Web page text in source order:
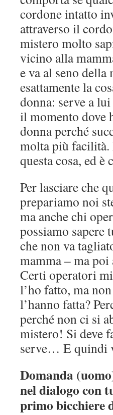
cordone intatto
attraverso il
mistero molto
vicino alla
e va al seno
esattamente la
donna: serve a
il momento dove
donna perché
molta più facilità.
questa cosa, ed è
Per lasciare che
prepariamo noi
ma anche chi
possiamo sapere
che non va
mamma – ma
Certi operatori
l’ho fatto, ma
l’hanno fatta?
perché non ci si
mistero! Si deve
serve… E quindi
Domanda
nel dialogo con
primo bicchiere